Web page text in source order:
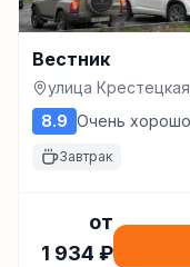
Вестник
улица
8.9 Очень хорошо
Завтрак
от
1 934 ₽